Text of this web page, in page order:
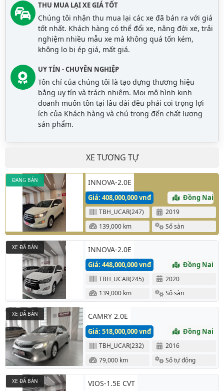
THU MUA LẠI XE GIÁ TỐT
Chúng tôi nhận thu mua lại các xe đã bán ra với giá
tốt nhất. Khách hàng có thể đổi xe, nâng đời xe, trải
nghiệm nhiều mẫu xe mà không quá tốn kém,
không lo bị ép giá, mất giá.
UY TÍN - CHUYÊN NGHIỆP
Tôn chỉ của chúng tôi là tạo dựng thương hiệu
bằng uy tín và trách nhiệm. Mọi mô hình kinh
doanh muốn tồn tại lâu dài đều phải coi trọng lợi
ích của Khách hàng và chú trọng đến chất lượng
sản phẩm.
XE TƯƠNG TỰ
INNOVA-2.0E
Giá: 408,000,000 vnđ Đồng Nai
TBH_UCAR(247)
2019
139,000 km
Số sàn
ĐANG BÁN
INNOVA-2.0E
Giá: 448,000,000 vnđ Đồng Nai
TBH_UCAR(245)
2020
139,000 km
Số sàn
XE ĐÃ BÁN
CAMRY 2.0E
Giá: 518,000,000 vnđ Đồng Nai
TBH_UCAR(232)
2016
79,000 km
Số tự động
XE ĐÃ BÁN
VIOS-1.5E CVT
XE ĐÃ BÁN